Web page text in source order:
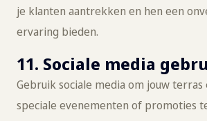
je klanten aantrekken en hen een
ervaring bieden.
11. Sociale media
Gebruik sociale media om jouw terras
speciale evenementen of promoties